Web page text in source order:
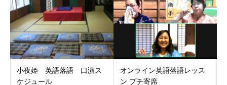
小夜姫 英語落語 口演ス
ケジュール
オンライン英語落語レッス
ン プチ寄席